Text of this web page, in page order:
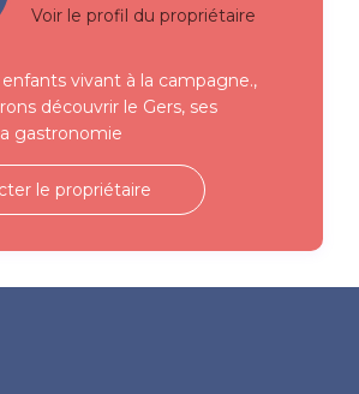
Voir le profil du propriétaire
vivant à la campagne.,
découvrir le Gers, ses
gastronomie
le propriétaire